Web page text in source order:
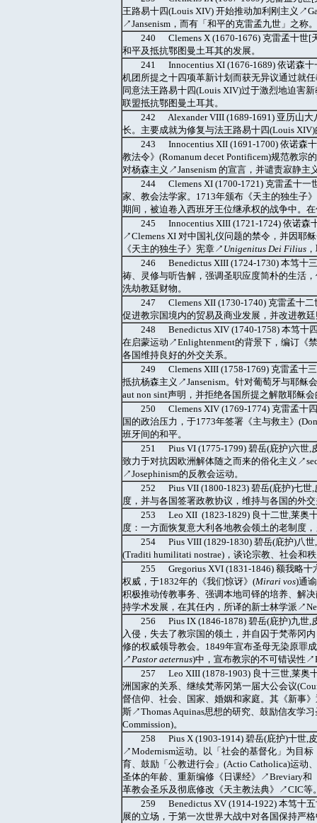
王路易十四(Louis XIV) 开始推动加利刚主义
↗Jansenism，而有「和平的克雷孟九世」之称。
240 Clemens X (1670-1676) 克雷孟十世[
和平及抵抗鄂图曼土耳其的发展。
241 Innocentius XI (1676-1689) 依诺森十
机团所提之十四项革新计划而获无异议通过就
同意法王路易十四(Louis XIV)过于激烈地迫害
联盟抵抗鄂图曼土耳其。
242 Alexander VIII (1689-1691) 亚历山大
长。主要成就为修复与法王路易十四(Louis
243 Innocentius XII (1691-1700) 依诺森
教法令》(Romanum decet Pontificem)规范教
对杨森主义↗Jansenism 的宣言，并谴责寂静主
244 Clemens XI (1700-1721) 克雷孟十一
家、教会法学家。1713年颁布《天主的独生子
期间，被迫卷入西班牙王位继承权的战争中。
245 Innocentius XIII (1721-1724) 依诺森
↗Clemens XI 对中国礼仪问题的禁令，并因耶
《天主的独生子》宪章↗ Unigenitus Dei Filius，
246 Benedictus XIII (1724-1730) 本笃十
祷、灵修与听告解，强调圣职应度简朴的生活
洗劫教廷财物。
247 Clemens XII (1730-1740) 克雷孟十
促进教宗国境内的贸易及商业发展，并改进教
248 Benedictus XIV (1740-1758) 本笃十
在启蒙运动↗Enlightenment的背景下，编订《
各国维持良好的外交关系。
249 Clemens XIII (1758-1769) 克雷孟十
抵抗杨森主义↗Jansenism。针对葡萄牙与耶稣
aut non sint声明，并拒绝各国所提之解散耶稣
250 Clemens XIV (1769-1774) 克雷孟十
国的政治压力，于1773年签署《主与救主》
班牙间的和平。
251 Pius VI (1775-1799) 碧岳(庇护)六世,
致力于对抗因欧洲解体随之而来的俗化主义
↗Josephinism的反教会运动。
252 Pius VII (1800-1823) 碧岳(庇护)七世
度，并与各国签署政教协议，维持与各国的外
253 Leo XII (1823-1829) 良十二世,莱奥
度：一方面恢复意大利各地教会领土的老制度
254 Pius VIII (1829-1830) 碧岳(庇护)八世
(Traditi humilitati nostrae)，谈论宗教、社会和
255 Gregorius XVI (1831-1846) 额我略十
权威，于1832年的《我们惊讶》(Mirari vos)通
积极推动传教事务、强调本地司铎的培养、解
持学术发展，在其任内，所译的新士林学派
256 Pius IX (1846-1878) 碧岳(庇护)九世,
入侵，失去了教宗国的领土，并自囚于梵蒂冈
修的权威领导教会。1849年宣布圣母无染原罪
↗Pastor aeternus)中，宣布教宗的不可错误性
257 Leo XIII (1878-1903) 良十三世,莱奥
洲国家的关系、继续梵蒂冈第一届大公会议
督信仰、社会、国家、婚姻和家庭。其《新事
斯↗Thomas Aquinas思想的研究、鼓励信友学
Commission)。
258 Pius X (1903-1914) 碧岳(庇护)十世,
↗Modernism运动。以「社会的基督化」为目
育、鼓励「公教进行会」(Actio Catholica)运动
圣体的年龄、重新编修《日课经》↗Breviary
革教会圣乐及彻底修改《天主教法典》↗CIC等
259 Benedictus XV (1914-1922) 本笃十
展的立场，于第一次世界大战中对各国保持严